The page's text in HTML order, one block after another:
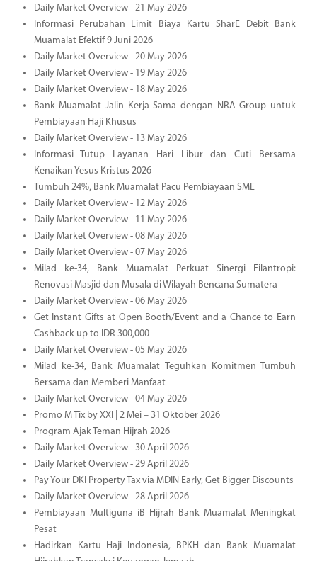
Daily Market Overview - 21 May 2026
Informasi Perubahan Limit Biaya Kartu SharE Debit Bank
Muamalat Efektif 9 Juni 2026
Daily Market Overview - 20 May 2026
Daily Market Overview - 19 May 2026
Daily Market Overview - 18 May 2026
Bank Muamalat Jalin Kerja Sama dengan NRA Group untuk
Pembiayaan Haji Khusus
Daily Market Overview - 13 May 2026
Informasi Tutup Layanan Hari Libur dan Cuti Bersama
Kenaikan Yesus Kristus 2026
Tumbuh 24%, Bank Muamalat Pacu Pembiayaan SME
Daily Market Overview - 12 May 2026
Daily Market Overview - 11 May 2026
Daily Market Overview - 08 May 2026
Daily Market Overview - 07 May 2026
Milad ke-34, Bank Muamalat Perkuat Sinergi Filantropi:
Renovasi Masjid dan Musala di Wilayah Bencana Sumatera
Daily Market Overview - 06 May 2026
Get Instant Gifts at Open Booth/Event and a Chance to Earn
Cashback up to IDR 300,000
Daily Market Overview - 05 May 2026
Milad ke-34, Bank Muamalat Teguhkan Komitmen Tumbuh
Bersama dan Memberi Manfaat
Daily Market Overview - 04 May 2026
Promo M Tix by XXI | 2 Mei – 31 Oktober 2026
Program Ajak Teman Hijrah 2026
Daily Market Overview - 30 April 2026
Daily Market Overview - 29 April 2026
Pay Your DKI Property Tax via MDIN Early, Get Bigger Discounts
Daily Market Overview - 28 April 2026
Pembiayaan Multiguna iB Hijrah Bank Muamalat Meningkat
Pesat
Hadirkan Kartu Haji Indonesia, BPKH dan Bank Muamalat